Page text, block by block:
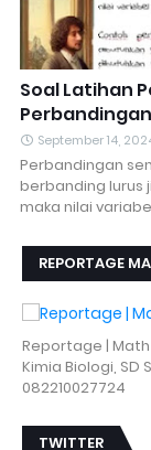
Soal Latihan
September 14,
Perbandingan
berbanding lurus
maka nilai
REPORTAGE
Reportage | Math
Kimia Biologi, SD
082210027724
TWITTER